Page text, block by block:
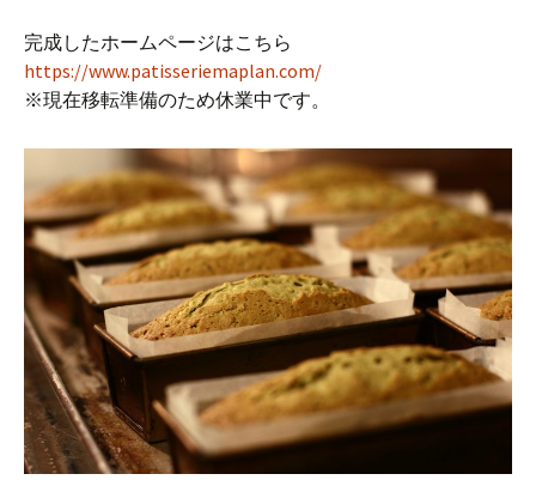
完成したホームページはこちら
https://www.patisseriemaplan.com/
※現在移転準備のため休業中です。